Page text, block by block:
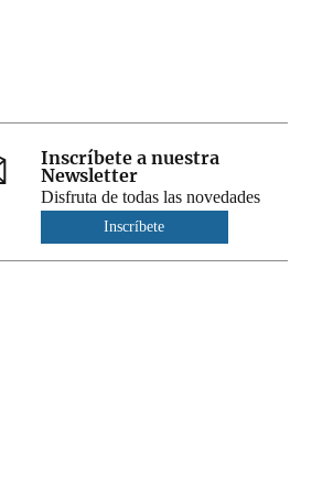
Inscríbete a nuestra
Newsletter
Disfruta de todas las novedades
Inscríbete